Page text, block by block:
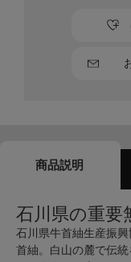
商品説明
石川県の重要
石川県牛首紬生産振
首紬。白山の麓で伝